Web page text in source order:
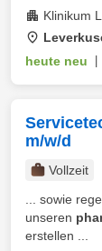
Klinikum
heute neu
m/w/d
Vollzeit
... sowie
unseren
erstellen ...